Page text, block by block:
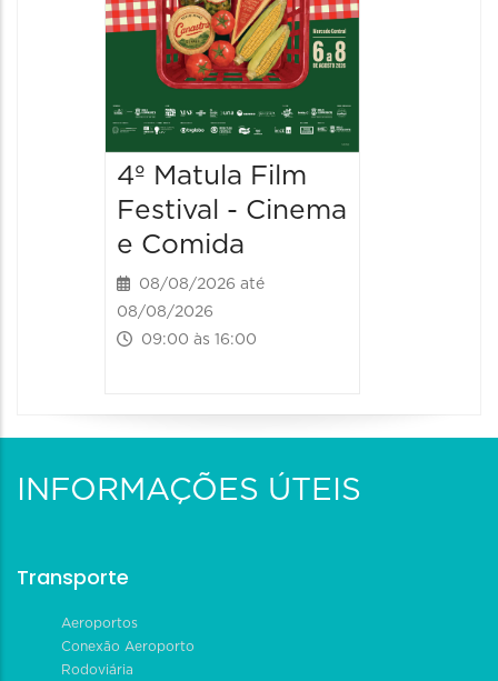
4º Matula Film
Festival - Cinema
e Comida
08/08/2026 até
08/08/2026
09:00 às 16:00
INFORMAÇÕES ÚTEIS
Transporte
Aeroportos
Conexão Aeroporto
Rodoviária